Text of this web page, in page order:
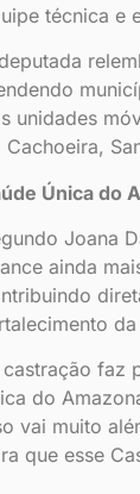
técnica e
unidades
Cachoeira,
Única do
Joana
ainda
castração faz
do
vai muito
que esse